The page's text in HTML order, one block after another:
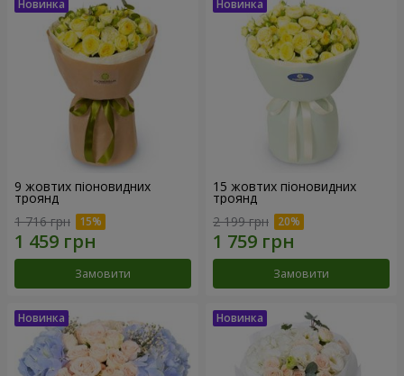
9 жовтих піоновидних
троянд
1 716 грн
Замовити
15 жовтих піоновидних
троянд
2 199 грн
Замовити